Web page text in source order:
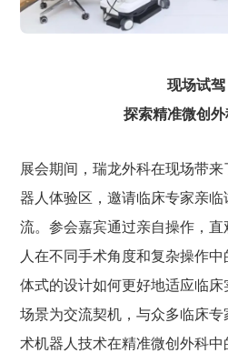
现场试驾
探索精准微创
展会期间，瑞龙外科在现场带
器人体验区，邀请临床专家亲
流。参会嘉宾通过亲自操作，
人在不同手术角度和复杂操作
体式的设计如何更好地适应临
场景为交流契机，与众多临床
术机器人技术在精准微创外科中